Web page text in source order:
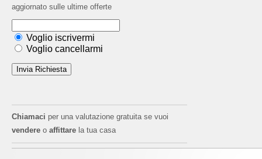
aggiornato sulle ultime offerte
Voglio iscrivermi
Voglio cancellarmi
Chiamaci per una valutazione gratuita se vuoi
vendere o affittare la tua casa